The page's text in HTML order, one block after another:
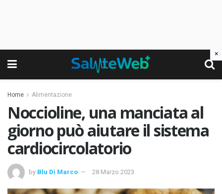
Home Alimentazione
Noccioline, una manciata al
giorno può aiutare il sistema
cardiocircolatorio
by Blu Di Marco 28 Marzo 2023
×